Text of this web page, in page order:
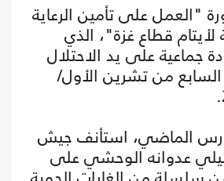
"العمل على تأمين الرعاية
لأيتام قطاع غزة"، الذي
جماعية على يد الاحتلال
السابع من تشرين الأول/
مارس الماضي، استأنف جيش
عدوانه الوحشي على